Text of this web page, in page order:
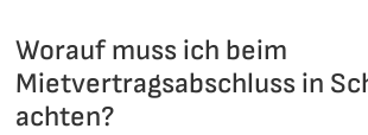
Worauf muss ich beim
Mietvertragsabschluss in
achten?